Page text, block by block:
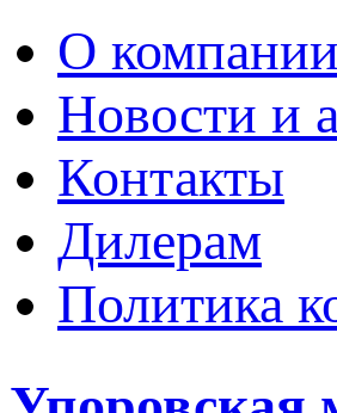
О компании
Новости и
Контакты
Дилерам
Политика